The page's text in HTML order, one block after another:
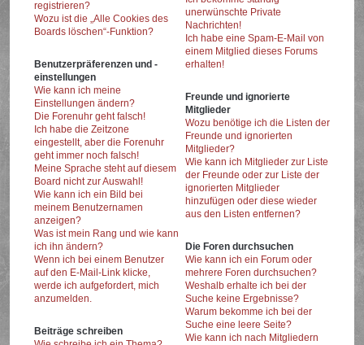
registrieren?
Wozu ist die „Alle Cookies des
Boards löschen“-Funktion?
Benutzerpräferenzen und -
einstellungen
Wie kann ich meine
Einstellungen ändern?
Die Forenuhr geht falsch!
Ich habe die Zeitzone
eingestellt, aber die Forenuhr
geht immer noch falsch!
Meine Sprache steht auf diesem
Board nicht zur Auswahl!
Wie kann ich ein Bild bei
meinem Benutzernamen
anzeigen?
Was ist mein Rang und wie kann
ich ihn ändern?
Wenn ich bei einem Benutzer
auf den E-Mail-Link klicke,
werde ich aufgefordert, mich
anzumelden.
Beiträge schreiben
unerwünschte Private
Nachrichten!
Ich habe eine Spam-E-Mail von
einem Mitglied dieses Forums
erhalten!
Freunde und ignorierte
Mitglieder
Wozu benötige ich die Listen der
Freunde und ignorierten
Mitglieder?
Wie kann ich Mitglieder zur Liste
der Freunde oder zur Liste der
ignorierten Mitglieder
hinzufügen oder diese wieder
aus den Listen entfernen?
Die Foren durchsuchen
Wie kann ich ein Forum oder
mehrere Foren durchsuchen?
Weshalb erhalte ich bei der
Suche keine Ergebnisse?
Warum bekomme ich bei der
Suche eine leere Seite?
Wie kann ich nach Mitgliedern